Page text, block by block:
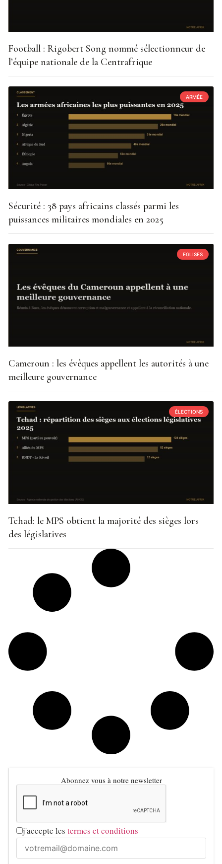
Football : Rigobert Song nommé sélectionneur de
l’équipe nationale de la Centrafrique
ARMÉE
Sécurité : 38 pays africains classés parmi les
puissances militaires mondiales en 2025
EGLISES
Cameroun : les évêques appellent les autorités à une
meilleure gouvernance
ÉLECTIONS
Tchad: le MPS obtient la majorité des sièges lors
des législatives
Abonnez vous à notre newsletter
j'accepte les termes et conditions